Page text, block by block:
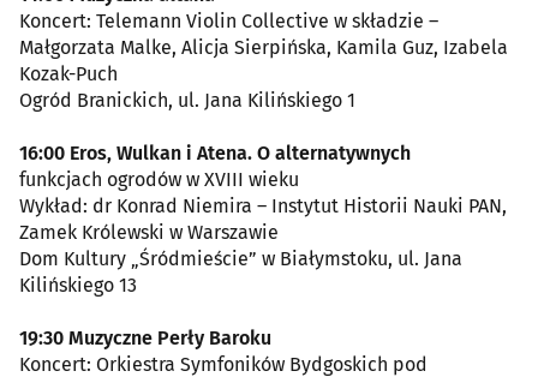
Koncert: Telemann Violin Collective w składzie –
Małgorzata Malke, Alicja Sierpińska, Kamila Guz, Izabela
Kozak-Puch
Ogród Branickich, ul. Jana Kilińskiego 1
16:00 Eros, Wulkan i Atena. O alternatywnych
funkcjach ogrodów w XVIII wieku
Wykład: dr Konrad Niemira – Instytut Historii Nauki PAN,
Zamek Królewski w Warszawie
Dom Kultury „Śródmieście” w Białymstoku, ul. Jana
Kilińskiego 13
19:30 Muzyczne Perły Baroku
Koncert: Orkiestra Symfoników Bydgoskich pod